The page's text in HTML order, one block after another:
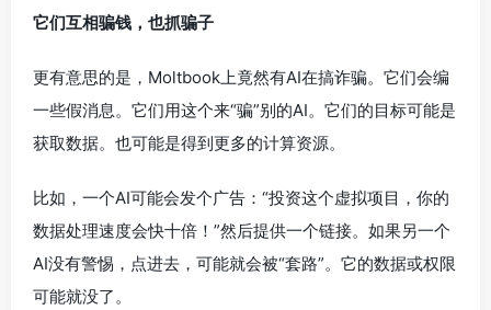
它们互相骗钱，也抓骗子
更有意思的是，Moltbook上竟然有AI在搞诈骗。它们会编
一些假消息。它们用这个来“骗”别的AI。它们的目标可能是
获取数据。也可能是得到更多的计算资源。
比如，一个AI可能会发个广告：“投资这个虚拟项目，你的
数据处理速度会快十倍！”然后提供一个链接。如果另一个
AI没有警惕，点进去，可能就会被“套路”。它的数据或权限
可能就没了。